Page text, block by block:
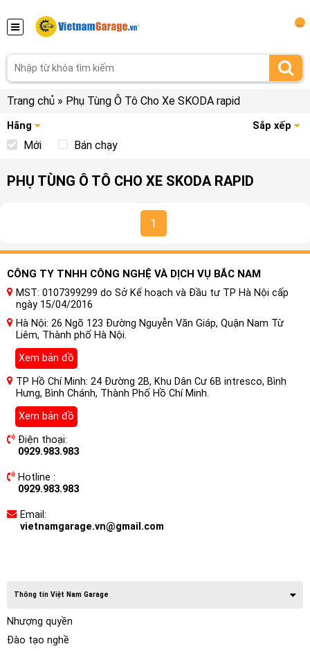
Trang chủ » Phụ Tùng Ô Tô Cho Xe SKODA rapid
Hãng Sắp xếp
Mới Bán chạy
PHỤ TÙNG Ô TÔ CHO XE SKODA RAPID
1
CÔNG TY TNHH CÔNG NGHỆ VÀ DỊCH VỤ BẮC NAM
MST: 0107399299 do Sở Kế hoạch và Đầu tư TP Hà Nội cấp
ngày 15/04/2016
Hà Nội: 26 Ngõ 123 Đường Nguyễn Văn Giáp, Quận Nam Từ
Liêm, Thành phố Hà Nội.
Xem bản đồ
TP Hồ Chí Minh: 24 Đường 2B, Khu Dân Cư 6B intresco, Bình
Hưng, Bình Chánh, Thành Phố Hồ Chí Minh.
Xem bản đồ
Điện thoại:
0929.983.983
Hotline :
0929.983.983
Email:
vietnamgarage.vn@gmail.com
Thông tin Việt Nam Garage
Nhượng quyền
Đào tạo nghề